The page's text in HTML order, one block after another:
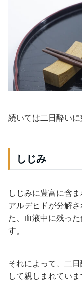
続いては二日酔い
しじみ
しじみに豊富に含
アルデヒドが分解
た、血液中に残っ
す。
それによって、二
して親しまれていま